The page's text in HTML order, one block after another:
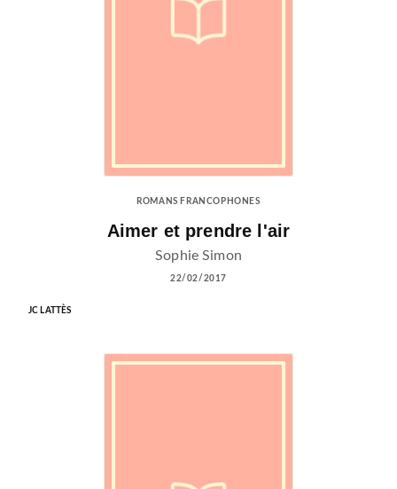
ROMANS FRANCOPHONES
Aimer et prendre l'air
Sophie Simon
22/02/2017
JC LATTÈS